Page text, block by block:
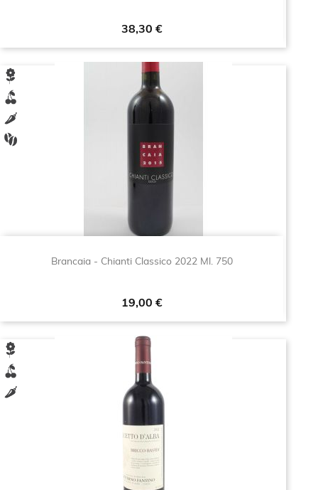
Prezzo
38,30 €
Brancaia - Chianti Classico 2022 Ml. 750
Prezzo
19,00 €